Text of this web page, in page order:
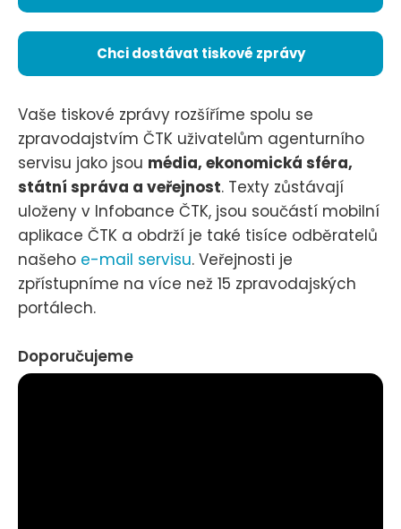
Chci dostávat tiskové zprávy
Vaše tiskové zprávy rozšíříme spolu se
zpravodajstvím ČTK uživatelům agenturního
servisu jako jsou média, ekonomická sféra,
státní správa a veřejnost. Texty zůstávají
uloženy v Infobance ČTK, jsou součástí mobilní
aplikace ČTK a obdrží je také tisíce odběratelů
našeho e-mail servisu. Veřejnosti je
zpřístupníme na více než 15 zpravodajských
portálech.
Doporučujeme